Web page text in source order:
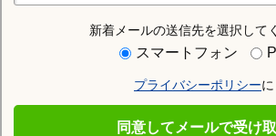
新着メールの送信先を選択して
スマートフォン
プライバシーポリシーに
同意してメールで受け
住む街研究所で清陵高校前駅の情報を